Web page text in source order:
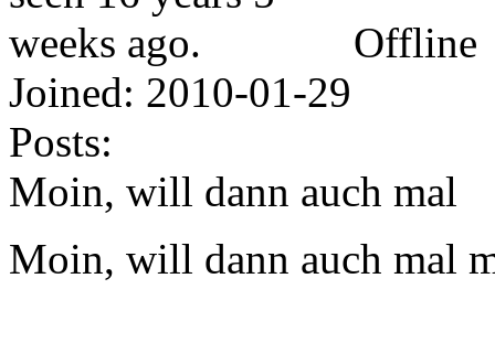
Offline
Joined: 2010-01-29
Posts:
Moin, will dann auch mal
Moin, will dann auch mal